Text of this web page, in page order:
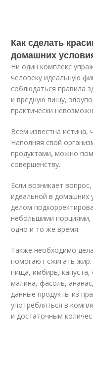
Как сделать
домашних
Ни один комплекс
человеку идеальную
соблюдаться правила
и вредную пищу,
практически
Всем известна истина,
Наполняя свой
продуктами, можно
совершенству.
Если возникает
идеальной в домашних
делом
небольшими порциями,
одно и то же время.
Также необходимо
помогают сжигать
пища, имбирь, капуста,
малина, фасоль,
данные продукты из
употребляться в
и достаточным